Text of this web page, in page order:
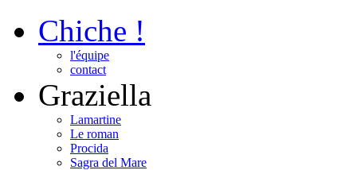
Chiche !
l'équipe
contact
Graziella
Lamartine
Le roman
Procida
Sagra del Mare